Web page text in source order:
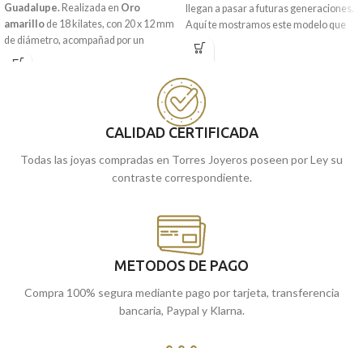
Guadalupe. Realizada en Oro
amarillo de 18 kilates, con 20 x 12 mm
de diámetro, acompañad por un
precioso y elegante cerco que recoge a
en nuestras tiendas de
online y te la
llegan a pasar a futuras generaciones.
Aquí te mostramos este modelo que
combina el
Virgen Candelaria
laterales.
Recógela
Málaga, o cómprala online y te la
CALIDAD CERTIFICADA
Todas las joyas compradas en Torres Joyeros poseen por Ley su
contraste correspondiente.
METODOS DE PAGO
Compra 100% segura mediante pago por tarjeta, transferencia
bancaria, Paypal y Klarna.